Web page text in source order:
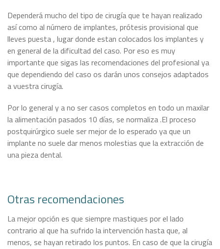
Dependerá mucho del tipo de cirugía que te hayan realizado
así como al número de implantes, prótesis provisional que
lleves puesta , lugar donde estan colocados los implantes y
en general de la dificultad del caso. Por eso es muy
importante que sigas las recomendaciones del profesional ya
que dependiendo del caso os darán unos consejos adaptados
a vuestra cirugía.
Por lo general y a no ser casos completos en todo un maxilar
la alimentación pasados 10 días, se normaliza .El proceso
postquirúrgico suele ser mejor de lo esperado ya que un
implante no suele dar menos molestias que la extracción de
una pieza dental.
Otras recomendaciones
La mejor opción es que siempre mastiques por el lado
contrario al que ha sufrido la intervención hasta que, al
menos, se hayan retirado los puntos. En caso de que la cirugía